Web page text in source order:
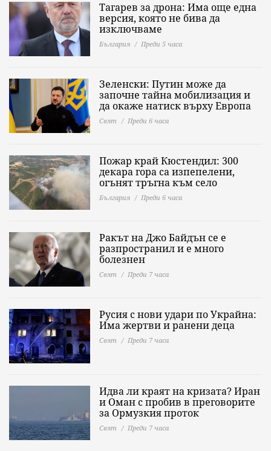
Тагарев за дрона: Има още една
версия, която не бива да
изключваме
България Преди 5 часа
Зеленски: Путин може да
започне тайна мобилизация и
да окаже натиск върху Европа
Свят Преди 6 часа
Пожар край Кюстендил: 300
декара гора са изпепелени,
огънят тръгна към село
България Преди 6 часа
Ракът на Джо Байдън се е
разпространил и е много
болезнен
Свят Преди 7 часа
Русия с нови удари по Украйна:
Има жертви и ранени деца
Свят Преди 7 часа
Идва ли краят на кризата? Иран
и Оман с пробив в преговорите
за Ормузкия проток
Свят Преди 7 часа